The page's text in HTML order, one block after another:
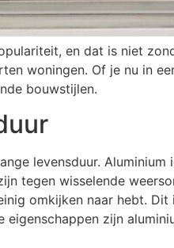
en dat is niet
woningen. Of je nu in
bouwstijlen.
levensduur.
tegen wisselende
omkijken naar hebt.
zijn